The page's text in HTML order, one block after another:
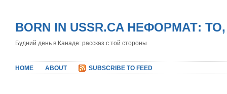
BORN IN USSR.CA НЕФОРМАТ:
Будний день в Канаде: рассказ с той стороны
HOME ABOUT SUBSCRIBE TO FEED